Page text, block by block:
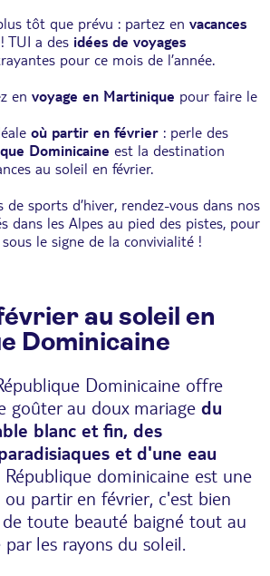
tôt que prévu : partez en vacances
! TUI a des idées de voyages
pour ce mois de l’année.
en voyage en Martinique pour faire le
où partir en février : perle des
Dominicaine est la destination
au soleil en février.
sports d’hiver, rendez-vous dans nos
dans les Alpes au pied des pistes, pour
sous le signe de la convivialité !
au soleil en
Dominicaine
Dominicaine offre
goûter au doux mariage du
blanc et fin, des
et d'une eau
République dominicaine est une
partir en février, c'est bien
toute beauté baigné tout au
les rayons du soleil.